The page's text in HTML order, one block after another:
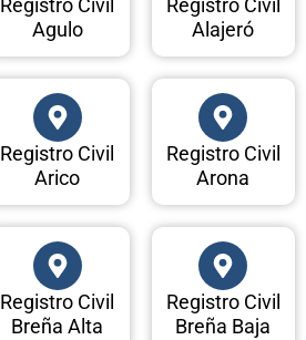
Registro Civil
Agulo
Registro Civil
Alajeró
Registro Civil
Arico
Registro Civil
Arona
Registro Civil
Breña Alta
Registro Civil
Breña Baja